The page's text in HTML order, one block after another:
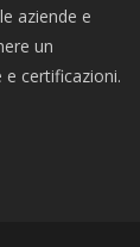
aziende e
un
certificazioni.